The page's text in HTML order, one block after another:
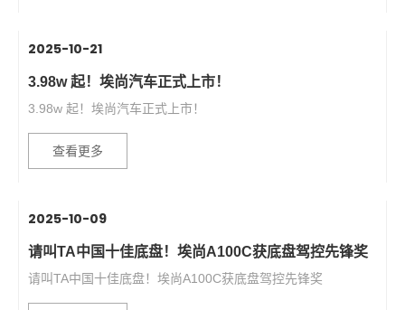
2025-10-21
3.98w 起！埃尚汽车正式上市！
3.98w 起！埃尚汽车正式上市！
查看更多
2025-10-09
请叫TA中国十佳底盘！埃尚A100C获底盘驾控先锋奖
请叫TA中国十佳底盘！埃尚A100C获底盘驾控先锋奖